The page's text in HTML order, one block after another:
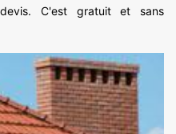
C'est gratuit et sans